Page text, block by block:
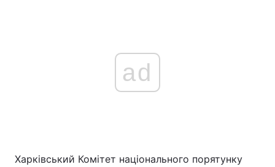
ad
Харківський Комітет національного порятунку